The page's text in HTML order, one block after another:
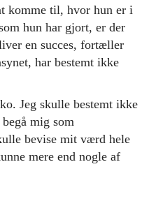
komme til, hvor hun er i
hun har gjort, er der
en succes, fortæller
har bestemt ikke
Jeg skulle bestemt ikke
mig som
bevise mit værd hele
mere end nogle af